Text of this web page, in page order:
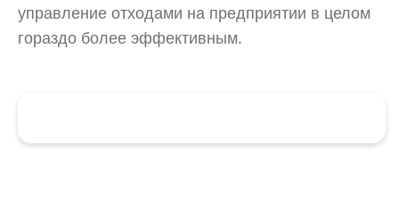
управление отходами на предприятии в целом
гораздо более эффективным.